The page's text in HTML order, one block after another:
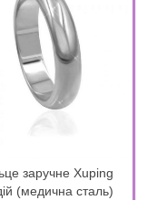
заручне Xuping
(медична сталь)